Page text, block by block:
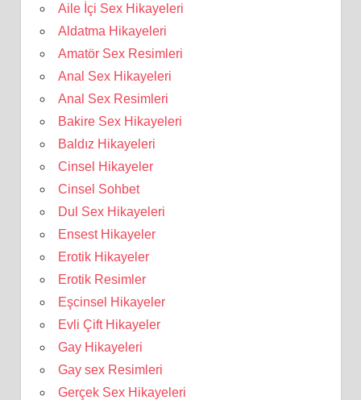
Aile İçi Sex Hikayeleri
Aldatma Hikayeleri
Amatör Sex Resimleri
Anal Sex Hikayeleri
Anal Sex Resimleri
Bakire Sex Hikayeleri
Baldız Hikayeleri
Cinsel Hikayeler
Cinsel Sohbet
Dul Sex Hikayeleri
Ensest Hikayeler
Erotik Hikayeler
Erotik Resimler
Eşcinsel Hikayeler
Evli Çift Hikayeler
Gay Hikayeleri
Gay sex Resimleri
Gerçek Sex Hikayeleri